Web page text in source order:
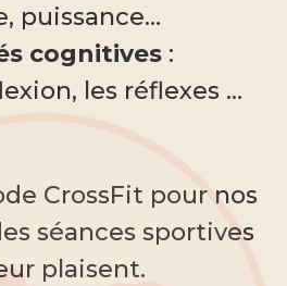
puissance…
cognitives :
les réflexes …
CrossFit pour nos
séances sportives
plaisent.